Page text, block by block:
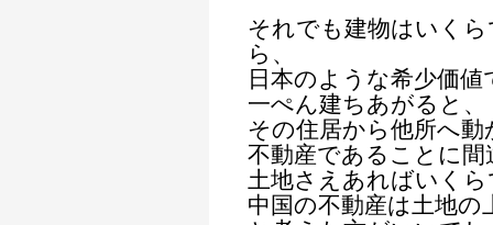
それでも建物はいく
ら、
日本のような希少価
一ぺん建ちあがると、
その住居から他所へ
不動産であることに
土地さえあればいく
中国の不動産は土地の